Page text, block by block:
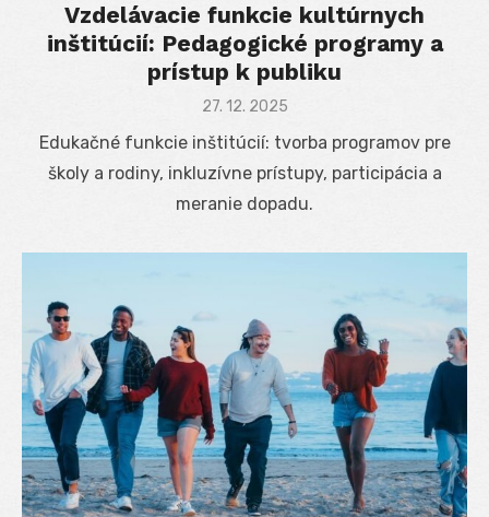
Vzdelávacie funkcie kultúrnych
inštitúcií: Pedagogické programy a
prístup k publiku
Posted
27. 12. 2025
Edukačné funkcie inštitúcií: tvorba programov pre
školy a rodiny, inkluzívne prístupy, participácia a
meranie dopadu.